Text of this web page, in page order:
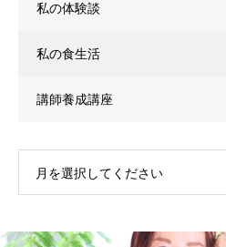
私の体験談
私の食生活
講師養成講座
月を選択してください